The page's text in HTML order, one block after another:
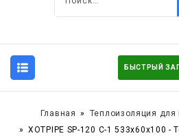
БЫСТРЫЙ
Главная
Теплоизоляция
XOTPIPE SP-120 C-1 533x60x100 -